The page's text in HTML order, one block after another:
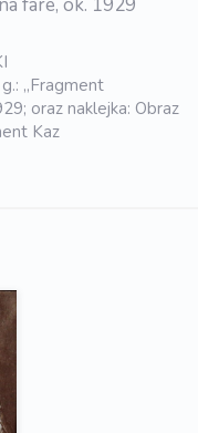
„Fragment
oraz naklejka: Obraz
Kaz